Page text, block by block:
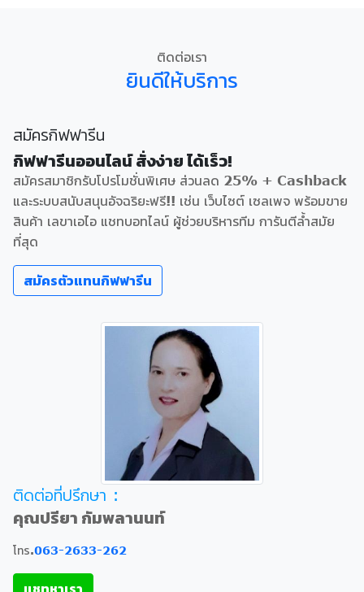
ติดต่อเรา
ยินดีให้บริการ
สมัครกิฟฟารีน
กิฟฟารีนออนไลน์ สั่งง่าย ได้เร็ว!
สมัครสมาชิกรับโปรโมชั่นพิเศษ ส่วนลด 25% + Cashback
และระบบสนับสนุนอัจฉริยะฟรี!! เช่น เว็บไซต์ เซลเพจ พร้อมขาย
สินค้า เลขาเอไอ แชทบอทไลน์ ผู้ช่วยบริหารทีม การันตีล้ำสมัย
ที่สุด
สมัครตัวแทนกิฟฟารีน
ติดต่อที่ปรึกษา :
คุณปรียา กัมพลานนท์
โทร.063-2633-262